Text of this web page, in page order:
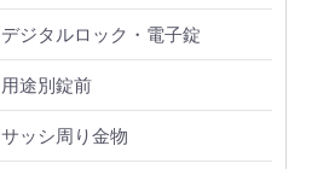
【KH】アルミサッシ用引戸錠
【M】ミワ特殊錠
【G】ゴール特殊錠
【S】ショウワ特殊錠
【R】各社特殊錠
【MCY】ミワ取替用シリンダー
【GCY】ゴール取替用シリンダー
【SCY】ショウワ取替用シリンダー
【WCY】ウェスト取替用シリンダー
【ACY】アルファ取替用シリンダー
【KCY】コダイ取替用シリンダー
【KC】クレセントシリーズ
その他Kシリーズ
デジタルロック・電子錠
扉加工あり
扉加工なし(軽微な加工)
ICキー・タグ・カード
用途別錠前
アルミサッシ玄関引戸・引違戸錠
サムラッチ錠
浴室錠
補助錠
エンジンドア錠・ガラス扉錠
ケースハンドル錠
インダストリアルロック・カムロッ
ク
サッシ周り金物